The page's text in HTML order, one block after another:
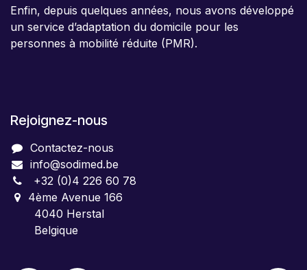
Enfin, depuis quelques années, nous avons développé
un service d’adaptation du domicile pour les
personnes à mobilité réduite (PMR).
Rejoignez-nous
Contactez-nous
info@sodimed.be
+32 (0)4 226 60 78
4ème Avenue 166
4040 Herstal
Belgique